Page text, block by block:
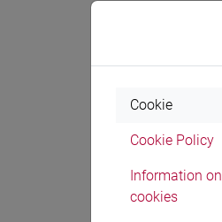
Cookie
Cookie Policy
Information on
cookies